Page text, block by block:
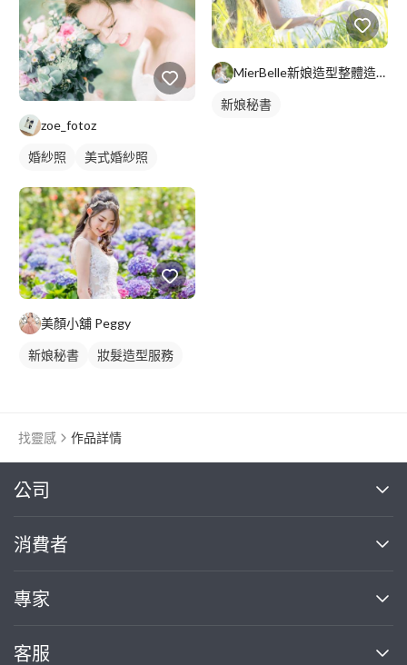
zoe_fotoz
婚紗照 美式婚紗照
美顏小舖 Peggy
新娘秘書 妝髮造型服務
MierBelle新娘造型整體造型工作室
新娘秘書
找靈感 作品詳情
公司
關於我們
部落格
加入我們
消費者
買服務
專家
案件中心
客服
繼續完成